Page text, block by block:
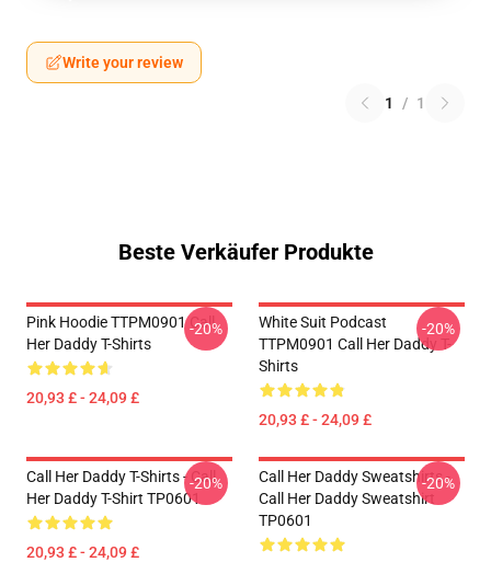
Write your review
1 / 1
Beste Verkäufer Produkte
Pink Hoodie TTPM0901 Call
Her Daddy T-Shirts
20,93 £ - 24,09 £
-20%
White Suit Podcast
TTPM0901 Call Her Daddy T-
Shirts
20,93 £ - 24,09 £
-20%
Call Her Daddy T-Shirts - Call
Her Daddy T-Shirt TP0601
20,93 £ - 24,09 £
-20%
Call Her Daddy Sweatshirts -
Call Her Daddy Sweatshirt
TP0601
-20%